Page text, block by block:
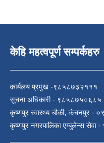
केहि महत्वपूर्ण सम्पर्कहरु
कार्यलय प्रमुख -९८५८७३२१११
सूचना अधिकारी - ९८५८७५०६८५
कृष्णपुर स्वास्थ्य चौकी, कंचनपुर -
कृष्णपुर नगरपालिका एम्बुलेन्स